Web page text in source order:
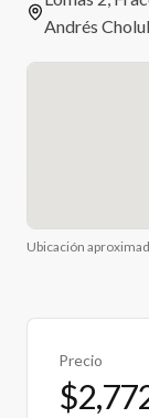
Andrés
Ubicación
Precio